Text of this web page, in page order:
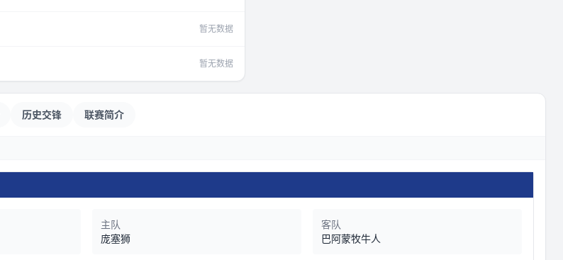
暂无数据
暂无数据
历史交锋 联赛简介
主队
庞塞狮
客队
巴阿蒙牧牛人